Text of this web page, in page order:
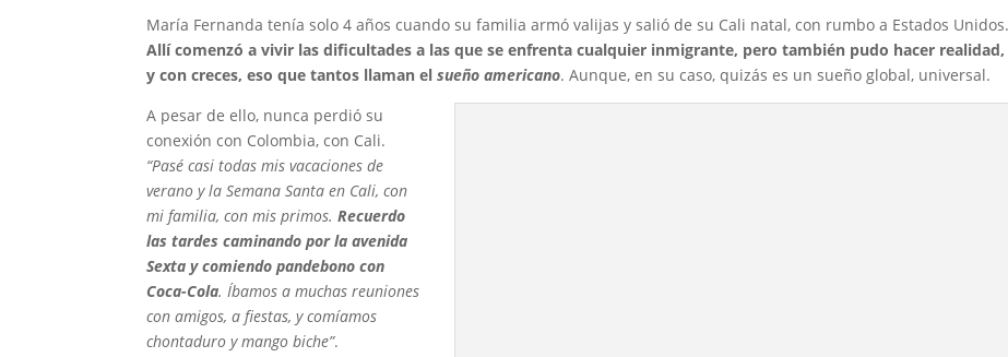
María Fernanda tenía solo 4 años cuando su familia armó valijas y salió de su Cali natal, con rumbo a Estados Unidos.
Allí comenzó a vivir las dificultades a las que se enfrenta cualquier inmigrante, pero también pudo hacer realidad,
y con creces, eso que tantos llaman el sueño americano. Aunque, en su caso, quizás es un sueño global, universal.
A pesar de ello, nunca perdió su
conexión con Colombia, con Cali.
“Pasé casi todas mis vacaciones de
verano y la Semana Santa en Cali, con
mi familia, con mis primos.Recuerdo
las tardes caminando por la avenida
Sexta y comiendo pandebono con
Coca-Cola. Íbamos a muchas reuniones
con amigos, a fiestas, y comíamos
chontaduro y mango biche”.